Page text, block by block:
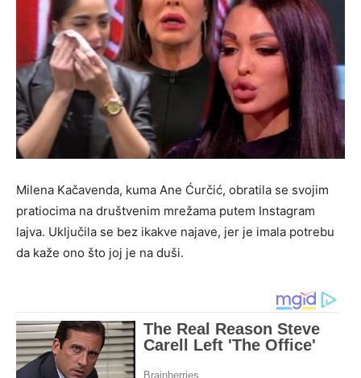
Milena Kačavenda, kuma Ane Ćurčić, obratila se svojim
pratiocima na društvenim mrežama putem Instagram
lajva. Uključila se bez ikakve najave, jer je imala potrebu
da kaže ono što joj je na duši.